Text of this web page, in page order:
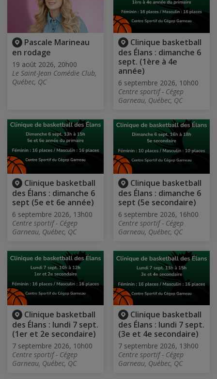
Pascale Marineau
en rodage
19 août 2026, 20h00
Le Saint-Jean Comédie Club,
Québec, QC
Clinique basketball
des Élans : dimanche 6
sept. (1ère à 4e
année)
6 septembre 2026, 10h00
Centre sportif - Cégep
Garneau, Québec, QC
Clinique basketball
des Élans : dimanche 6
sept (5e et 6e année)
6 septembre 2026, 13h00
Centre sportif - Cégep
Garneau, Québec, QC
Clinique basketball
des Élans : dimanche 6
sept (5e secondaire)
6 septembre 2026, 16h00
Centre sportif - Cégep
Garneau, Québec, QC
Clinique basketball
des Élans : lundi 7 sept.
(1er et 2e secondaire)
7 septembre 2026, 10h00
Centre sportif - Cégep
Garneau, Québec, QC
Clinique basketball
des Élans : lundi 7 sept.
(3e et 4e secondaire)
7 septembre 2026, 13h00
Centre sportif - Cégep
Garneau, Québec, QC